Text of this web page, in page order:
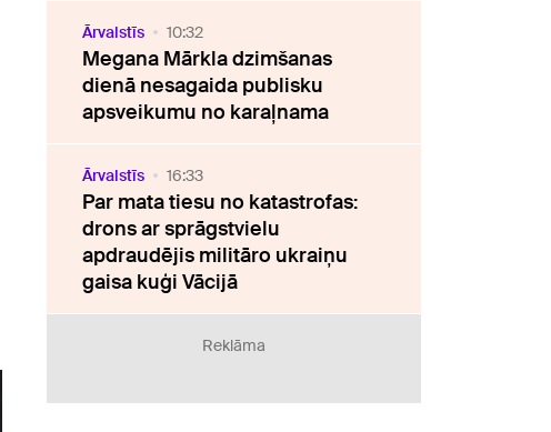
Ārvalstīs 10:32
Megana Mārkla dzimšanas
dienā nesagaida publisku
apsveikumu no karaļnama
Ārvalstīs 16:33
Par mata tiesu no katastrofas:
drons ar sprāgstvielu
apdraudējis militāro ukraiņu
gaisa kuģi Vācijā
Reklāma